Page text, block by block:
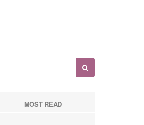
MOST READ